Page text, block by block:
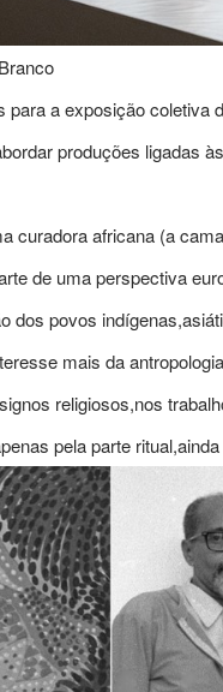
a exposição coletiva
produções ligadas
curadora africana (a
de uma perspectiva
povos
mais da
religiosos,nos
pela parte